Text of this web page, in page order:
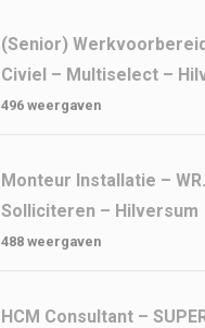
(Senior)
Civiel – Multiselect –
496 weergaven
Monteur Installatie –
Solliciteren – Hilversum
488 weergaven
HCM Consultant –